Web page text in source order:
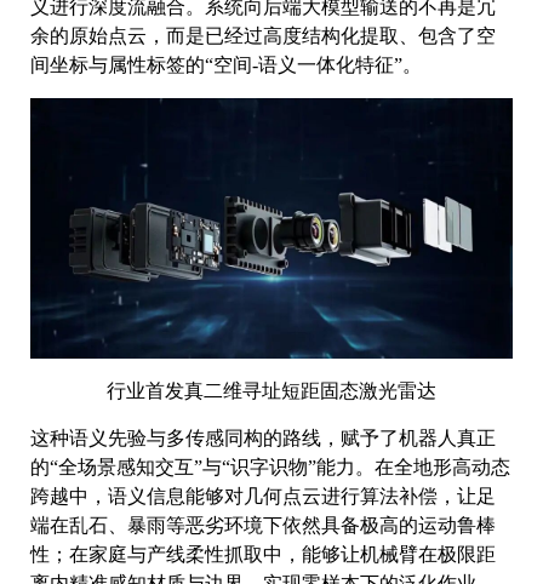
义进行深度流融合。系统向后端大模型输送的不再是冗
余的原始点云，而是已经过高度结构化提取、包含了空
间坐标与属性标签的“空间-语义一体化特征”。
行业首发真二维寻址短距固态激光雷达
这种语义先验与多传感同构的路线，赋予了机器人真正
的“全场景感知交互”与“识字识物”能力。在全地形高动态
跨越中，语义信息能够对几何点云进行算法补偿，让足
端在乱石、暴雨等恶劣环境下依然具备极高的运动鲁棒
性；在家庭与产线柔性抓取中，能够让机械臂在极限距